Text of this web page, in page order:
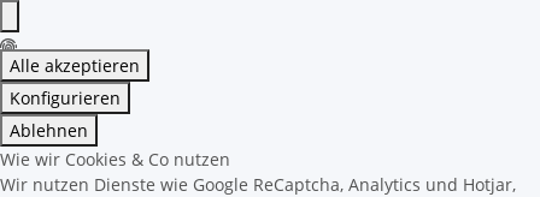
Alle akzeptieren
Konfigurieren
Ablehnen
Wie wir Cookies & Co nutzen
Wir nutzen Dienste wie Google ReCaptcha, Analytics und Hotjar,